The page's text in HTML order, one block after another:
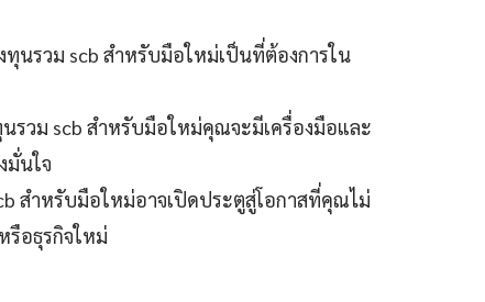
นรวม scb สำหรับมือใหม่เป็นที่ต้องการใน
นรวม scb สำหรับมือใหม่คุณจะมีเครื่องมือและ
มั่นใจ
สำหรับมือใหม่อาจเปิดประตูสู่โอกาสที่คุณไม่
รือธุรกิจใหม่